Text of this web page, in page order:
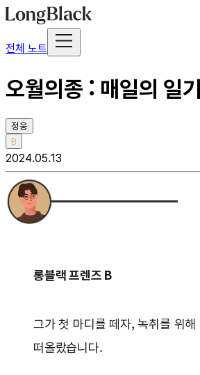
전체 노트
오월의종 : 매일의 일
정웅
B
2024.05.13
롱블랙 프렌즈 B
그가 첫 마디를 떼자, 녹취를 위
떠올랐습니다.